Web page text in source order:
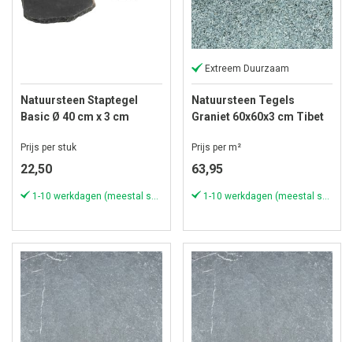
Natuursteen Staptegel
Basic Ø 40 cm x 3 cm
Prijs per stuk
22,50
1-10 werkdagen (meestal sneller)
Extreem Duurzaam
Natuursteen Tegels
Graniet 60x60x3 cm Tibet
Prijs per m²
63,95
1-10 werkdagen (meestal sneller)